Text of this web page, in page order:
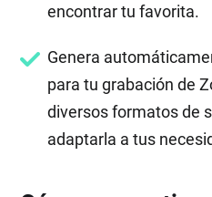
encontrar tu favorita.
Genera
para tu grabación de
diversos formatos de
adaptarla a tus